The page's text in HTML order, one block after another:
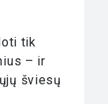
tik
– ir
šviesų